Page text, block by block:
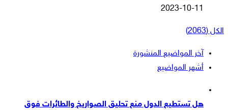
2023-10-11
الكل (2063)
آخر المواضيع المنشورة
أشهر المواضيع
هل تستطيع الدول منع تحليق الصواريخ والطائرات فوق